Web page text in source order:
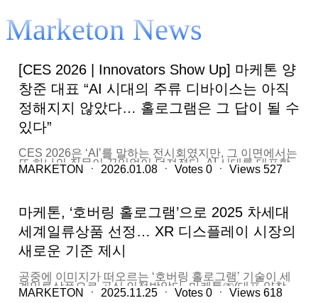
Marketon News
[CES 2026 | Innovators Show Up] 마케톤 양
창준 대표 “AI 시대의 주류 디바이스는 아직
정해지지 않았다… 홀로그램은 그 답이 될 수
있다”
CES 2026은 ‘AI’를 말하는 전시회였지만, 그 이면에서는
또 하나의 질문이 끊임없이 던져졌다. AI 시대를 대표할
새로운 폼팩터(Form Factor)는 무엇인가. 모바일 인터넷
을 모아 말한다. AI 시대의 인터페이스는 더 이상 ‘터치하
는 화면’에 머물지 않을 것이라고. CES 2026 현장에서
만난 몰입형 디스플레이 전문기업 마케톤의 양창준 대표
역시 같은 문제의식에서 출발했다. 그는 “샘 알트만이 말
했듯, 모바일 인터넷 시대를 연 디바이스와 AI 시대의 주
는 것이 아니라 말하고, 보고, 공간에서 상호작용하는 기
술”이라고 진단했다. "그가 주목한 해답은 새로운 입력·출
력 장치이자 새로운 폼팩터, 바로 홀로그램" 양 대표는
MARKETON ㆍ 2026.01.08 ㆍ Votes 0 ㆍ Views 527
마케톤, ‘호버링 홀로그램’으로 2025 차세대
세계일류상품 선정… XR 디스플레이 시장의
새로운 기준 제시
공중에 이미지가 떠오르는 ‘호버링 홀로그램’ 기술이 세
계일류상품으로 공식 인정받았다. 마케톤㈜(대표 양창
준)은 산업통상자원부가 지정하는 ‘2025년 세계일류상
MARKETON ㆍ 2025.11.25 ㆍ Votes 0 ㆍ Views 618